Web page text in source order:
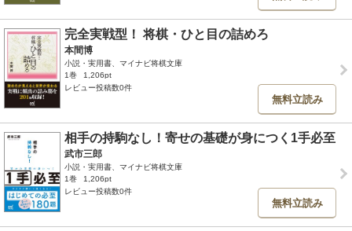
完全実戦型！ 将棋・ひと目の詰めろ
本間博
小説・実用書、マイナビ将棋文庫
1巻
1,206pt
レビュー投稿数0件
無料立読み
相手の持駒なし！寄せの基礎が身につく1手必至
武市三郎
小説・実用書、マイナビ将棋文庫
1巻
1,206pt
レビュー投稿数0件
無料立読み